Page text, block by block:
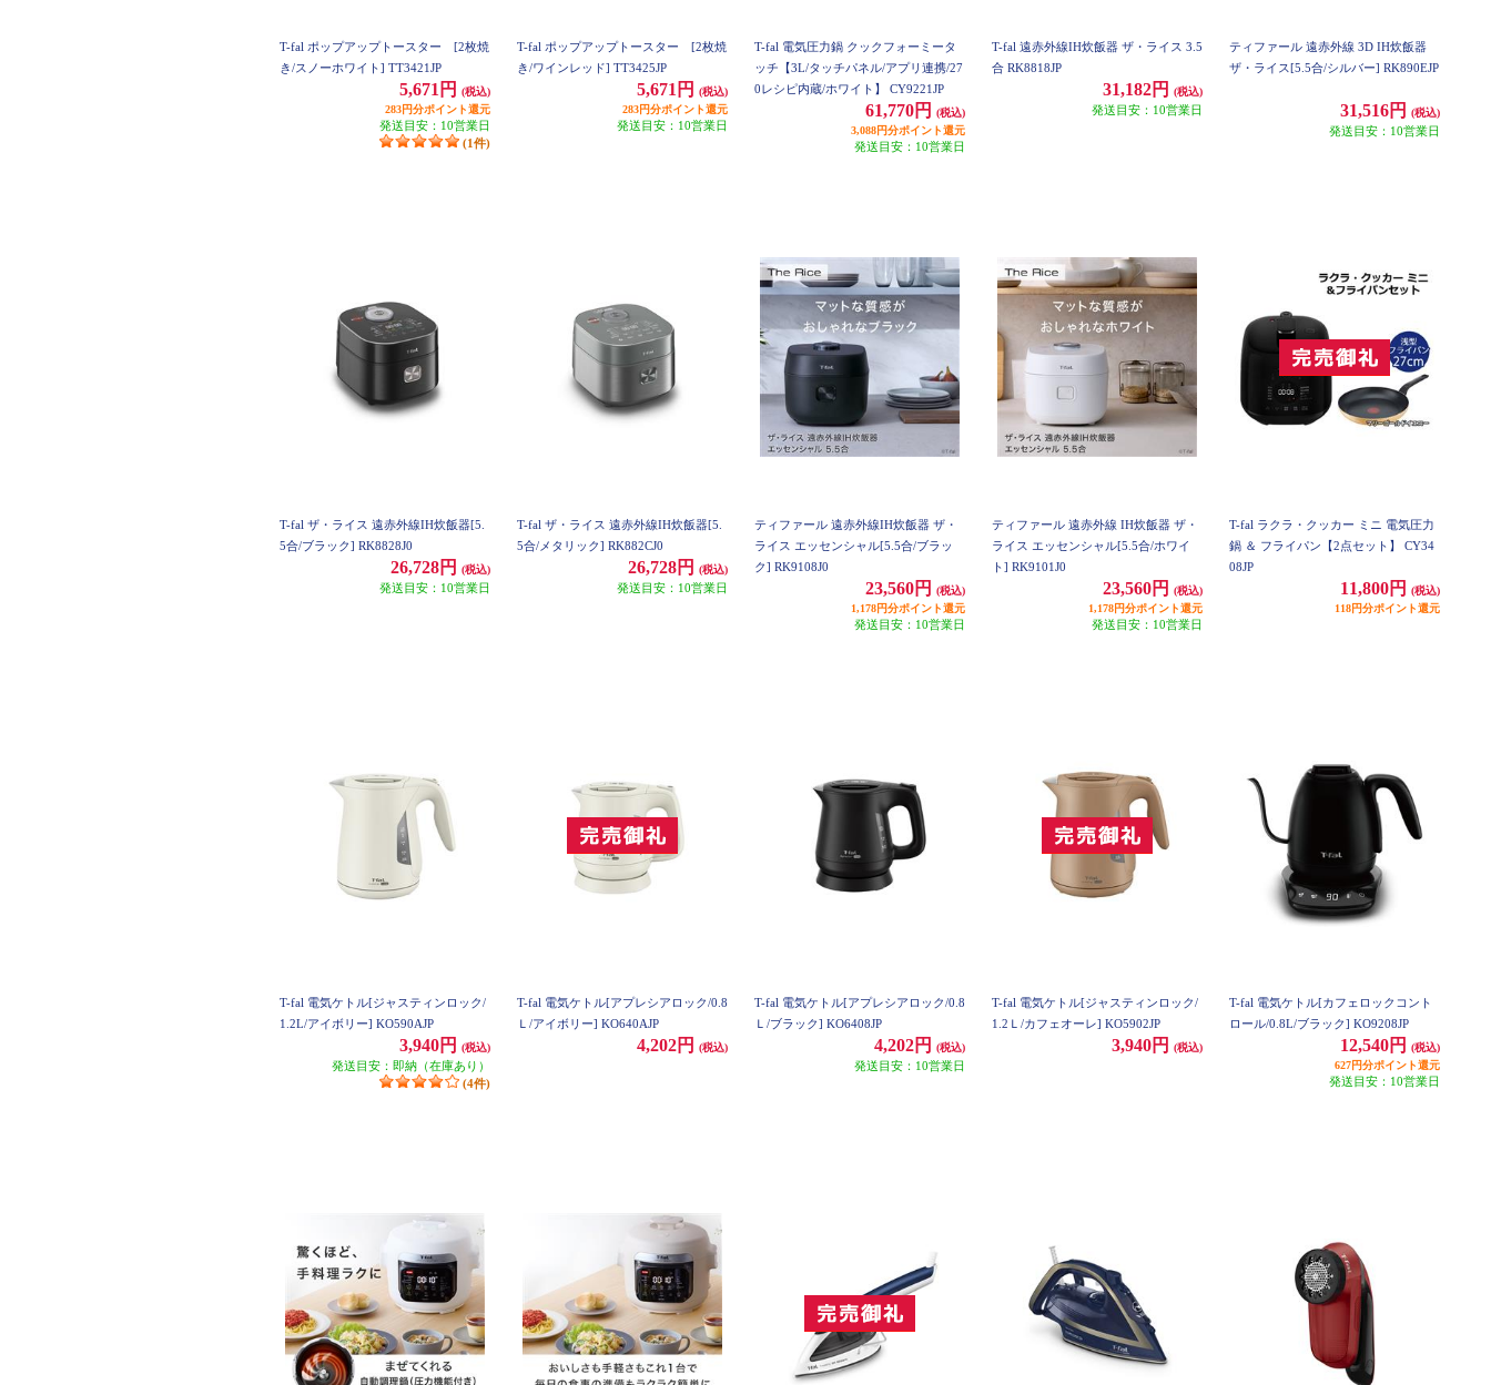
T-fal ポップアップトースター [2枚焼
き/スノーホワイト] TT3421JP
5,671円
(税込)
283円分ポイント還元
発送目安：10営業日
(1件)
T-fal ポップアップトースター [2枚焼
き/ワインレッド] TT3425JP
5,671円
(税込)
283円分ポイント還元
発送目安：10営業日
T-fal 電気圧力鍋 クックフォーミータ
ッチ【3L/タッチパネル/アプリ連携/27
0レシピ内蔵/ホワイト】 CY9221JP
61,770円
(税込)
3,088円分ポイント還元
発送目安：10営業日
T-fal 遠赤外線IH炊飯器 ザ・ライス 3.5
合 RK8818JP
31,182円 (税込)
発送目安：10営業日
ティファール 遠赤外線 3D IH炊飯器
ザ・ライス[5.5合/シルバー] RK890EJP
31,516円 (税込)
発送目安：10営業日
T-fal ザ・ライス 遠赤外線IH炊飯器[5.
5合/ブラック] RK8828J0
26,728円 (税込)
発送目安：10営業日
T-fal ザ・ライス 遠赤外線IH炊飯器[5.
5合/メタリック] RK882CJ0
26,728円 (税込)
発送目安：10営業日
ティファール 遠赤外線IH炊飯器 ザ・
ライス エッセンシャル[5.5合/ブラッ
ク] RK9108J0
23,560円
(税込)
1,178円分ポイント還元
発送目安：10営業日
ティファール 遠赤外線 IH炊飯器 ザ・
ライス エッセンシャル[5.5合/ホワイ
ト] RK9101J0
23,560円
(税込)
1,178円分ポイント還元
発送目安：10営業日
T-fal ラクラ・クッカー ミニ 電気圧力
鍋 ＆ フライパン【2点セット】 CY34
08JP
11,800円
(税込)
118円分ポイント還元
T-fal 電気ケトル[ジャスティンロック/
1.2L/アイボリー] KO590AJP
3,940円 (税込)
発送目安：即納（在庫あり）
(4件)
T-fal 電気ケトル[アプレシアロック/0.8
Ｌ/アイボリー] KO640AJP
4,202円 (税込)
T-fal 電気ケトル[アプレシアロック/0.8
Ｌ/ブラック] KO6408JP
4,202円 (税込)
発送目安：10営業日
T-fal 電気ケトル[ジャスティンロック/
1.2Ｌ/カフェオーレ] KO5902JP
3,940円 (税込)
T-fal 電気ケトル[カフェロックコント
ロール/0.8L/ブラック] KO9208JP
12,540円
(税込)
627円分ポイント還元
発送目安：10営業日